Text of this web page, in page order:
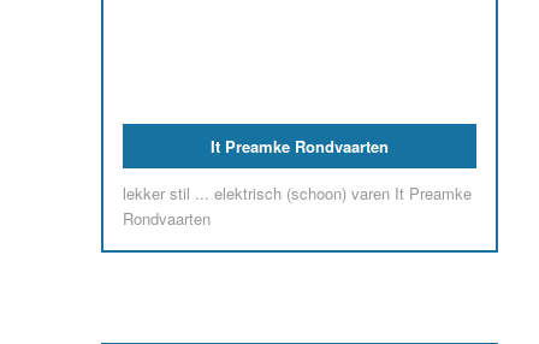
It Preamke Rondvaarten
lekker stil ... elektrisch (schoon) varen It Preamke
Rondvaarten